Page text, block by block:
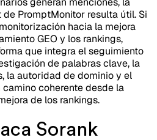
PromptMonitor resulta útil. Si
hacia la mejora
GEO y los rankings,
que integra el seguimiento
de palabras clave, la
la autoridad de dominio y el
coherente desde la
de los rankings.
Sorank